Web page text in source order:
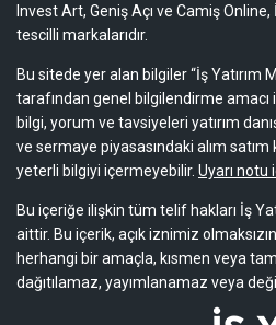
Invest Art, Geniş Açı ve Camiş
tescilli markalarıdır.
Bu sitede yer alan bilgiler “İş Yatırım
tarafından genel bilgilendirme amacı
bilgi, yorum ve tavsiyeleri yatırım
ve sermaye piyasasındaki alım satım
yeterli bilgiyi içermeyebilir. Uyarı notu
Bu içeriğe ilişkin tüm telif hakları İş
aittir. Bu içerik, açık iznimiz
herhangi bir amaçla, kısmen veya
dağıtılamaz, yayımlanamaz veya